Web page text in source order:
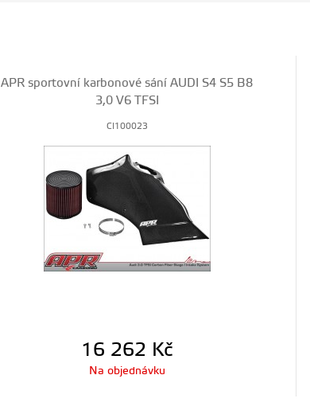
APR sportovní karbonové sání AUDI S4 S5 B8
3,0 V6 TFSI
CI100023
16 262 Kč
Na objednávku